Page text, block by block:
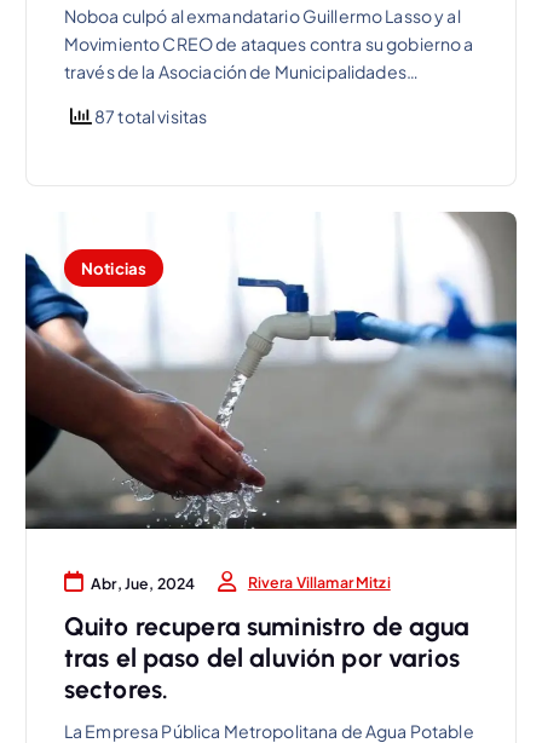
Noboa culpó al exmandatario Guillermo Lasso y al
Movimiento CREO de ataques contra su gobierno a
través de la Asociación de Municipalidades…
87 total visitas
Noticias
Abr, Jue, 2024 Rivera Villamar Mitzi
Quito recupera suministro de agua
tras el paso del aluvión por varios
sectores.
La Empresa Pública Metropolitana de Agua Potable